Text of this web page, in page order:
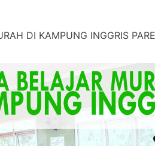
DI KAMPUNG INGGRIS PARE